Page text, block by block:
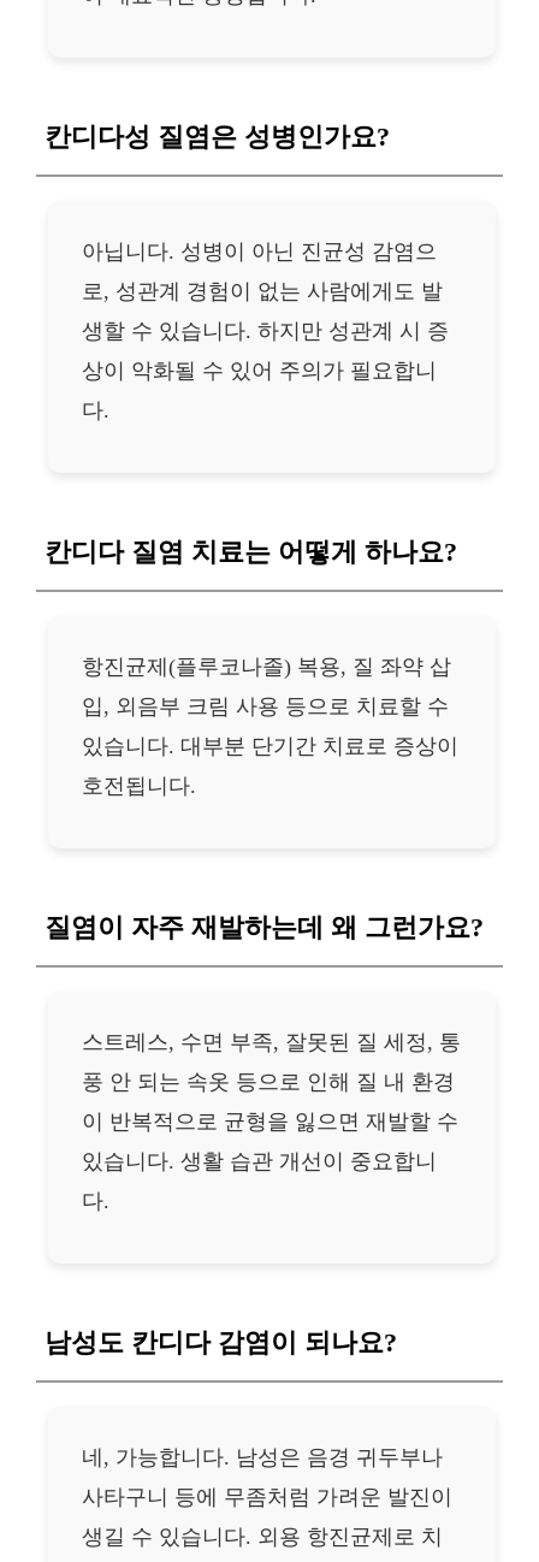
칸디다성 질염은 성병인가요?
아닙니다. 성병이 아닌 진균성 감염으
로, 성관계 경험이 없는 사람에게도 발
생할 수 있습니다. 하지만 성관계 시 증
상이 악화될 수 있어 주의가 필요합니
다.
칸디다 질염 치료는 어떻게 하나요?
항진균제(플루코나졸) 복용, 질 좌약 삽
입, 외음부 크림 사용 등으로 치료할 수
있습니다. 대부분 단기간 치료로 증상이
호전됩니다.
질염이 자주 재발하는데 왜 그런가요?
스트레스, 수면 부족, 잘못된 질 세정, 통
풍 안 되는 속옷 등으로 인해 질 내 환경
이 반복적으로 균형을 잃으면 재발할 수
있습니다. 생활 습관 개선이 중요합니
다.
남성도 칸디다 감염이 되나요?
네, 가능합니다. 남성은 음경 귀두부나
사타구니 등에 무좀처럼 가려운 발진이
생길 수 있습니다. 외용 항진균제로 치